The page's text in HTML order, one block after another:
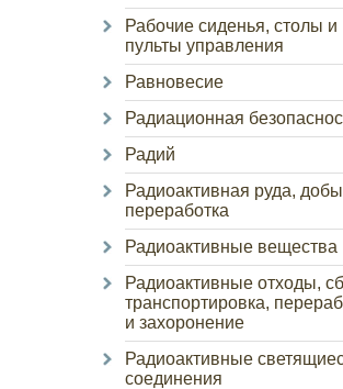
Рабочие сиденья, столы и
пульты управления
Равновесие
Радиационная
Радий
Радиоактивная руда,
переработка
Радиоактивные вещества
Радиоактивные отходы,
транспортировка,
и захоронение
Радиоактивные
соединения